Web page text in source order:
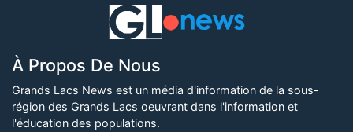
À Propos De Nous
Grands Lacs News est un média d'information de la sous-
région des Grands Lacs oeuvrant dans l'information et
l'éducation des populations.